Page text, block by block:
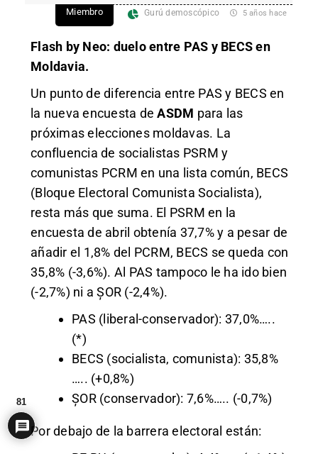
Miembro Gurú demoscópico 5 años hace
Flash by Neo: duelo entre PAS y BECS en
Moldavia.
Un punto de diferencia entre PAS y BECS en
la nueva encuesta deASDM para las
próximas elecciones moldavas. La
confluencia de socialistas PSRM y
comunistas PCRM en una lista común, BECS
(Bloque Electoral Comunista Socialista),
resta más que suma. El PSRM en la
encuesta de abril obtenía 37,7% y a pesar de
añadir el 1,8% del PCRM, BECS se queda con
35,8% (-3,6%). Al PAS tampoco le ha ido bien
(-2,7%) ni a ȘOR (-2,4%).
PAS (liberal-conservador): 37,0%…..
(*)
BECS (socialista, comunista): 35,8%
….. (+0,8%)
ȘOR (conservador): 7,6%….. (-0,7%)
Por debajo de la barrera electoral están:
81